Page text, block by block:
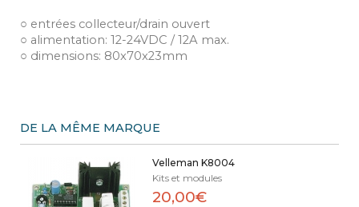
○ entrées collecteur/drain ouvert
○ alimentation: 12-24VDC / 12A max.
○ dimensions: 80x70x23mm
DE LA MÊME MARQUE
Velleman K8004
Kits et modules
20,00€